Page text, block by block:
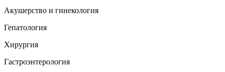
Акушерство и гинекология
Гепатология
Хирургия
Гастроэнтерология